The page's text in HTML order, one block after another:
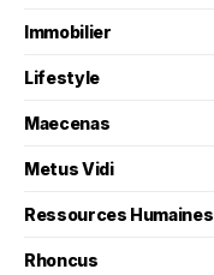
Immobilier
Lifestyle
Maecenas
Metus Vidi
Ressources Humaines
Rhoncus